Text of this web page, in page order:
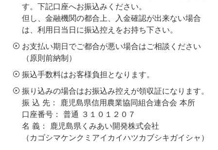
す。下記口座へお振込みください。
但し、金融機関の都合上、入金確認が出来ない場合
は、利用日当日に振込控えをお持ち下さい。
お支払い期日でご都合が悪い場合はご相談ください
（原則前納制）
振込手数料はお客様負担となります。
振り込みの場合はお振込み控えが領収証になります。
振 込 先： 鹿児島県信用農業協同組合連合会 本所
口座番号： 普通 ３１０１２０７
名 義： 鹿児島県くみあい開発株式会社
（カゴシマケンクミアイカイハツカブシキガイシャ）